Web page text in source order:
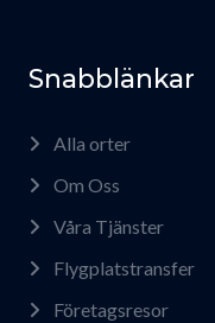
Snabblänkar
Alla orter
Om Oss
Våra Tjänster
Flygplatstransfer
Företagsresor